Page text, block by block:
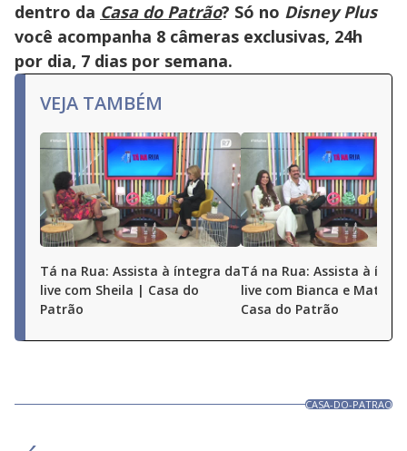
dentro da Casa do Patrão? Só no Disney Plus
você acompanha 8 câmeras exclusivas, 24h
por dia, 7 dias por semana.
VEJA TAMBÉM
Tá na Rua: Assista à íntegra da
live com Sheila | Casa do
Patrão
Tá na Rua: Assista à
live com Bianca e
Casa do Patrão
CASA-DO-PATRAO